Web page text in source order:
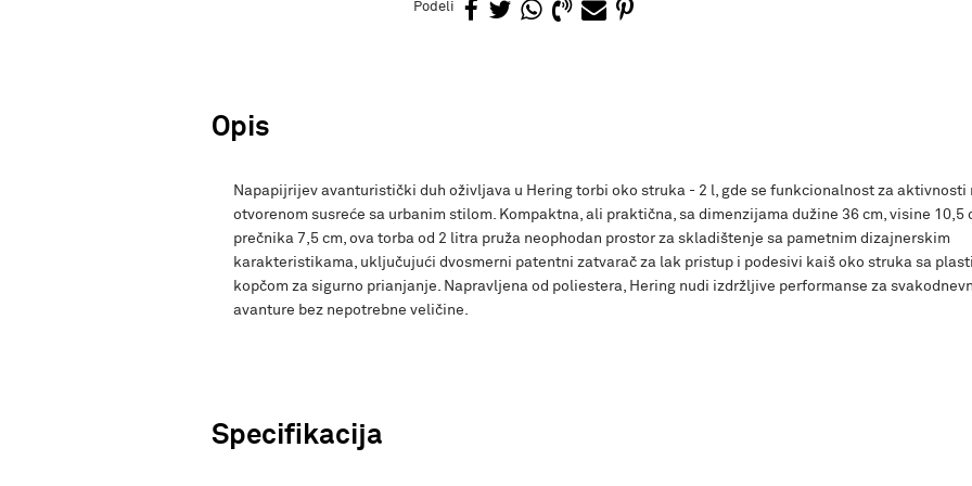
Podeli
Opis
Napapijrijev avanturistički duh oživljava u Hering torbi oko struka - 2 l, gde se funkcionalnost za aktivnosti
otvorenom susreće sa urbanim stilom. Kompaktna, ali praktična, sa dimenzijama dužine 36 cm, visine 10,5
prečnika 7,5 cm, ova torba od 2 litra pruža neophodan prostor za skladištenje sa pametnim dizajnerskim
karakteristikama, uključujući dvosmerni patentni zatvarač za lak pristup i podesivi kaiš oko struka sa
kopčom za sigurno prianjanje. Napravljena od poliestera, Hering nudi izdržljive performanse za
avanture bez nepotrebne veličine.
Specifikacija